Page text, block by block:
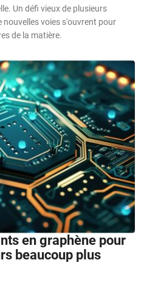
Un défi vieux de plusieurs
nouvelles voies s'ouvrent pour
de la matière.
en graphène pour
beaucoup plus